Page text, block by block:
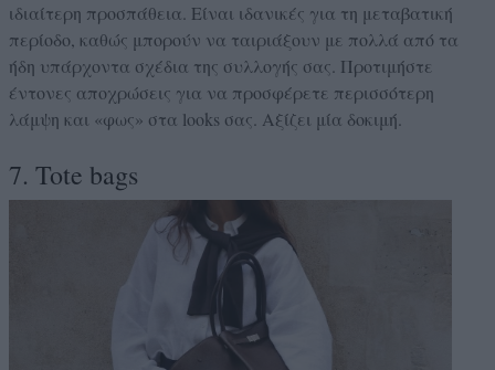
ιδιαίτερη προσπάθεια. Είναι ιδανικές για τη μεταβατική
περίοδο, καθώς μπορούν να ταιριάξουν με πολλά από τα
ήδη υπάρχοντα σχέδια της συλλογής σας. Προτιμήστε
έντονες αποχρώσεις για να προσφέρετε περισσότερη
λάμψη και «φως» στα looks σας. Αξίζει μία δοκιμή.
7. Tote bags